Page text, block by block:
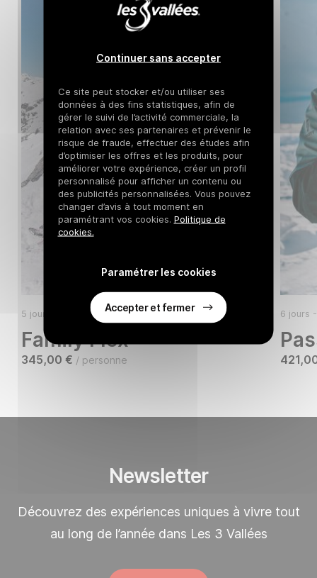
5 jours - Dès 3 personnes 2026/2027
Family Flex
345,00 € / personne
6 jours
Newsletter
Découvrez des expériences uniques à vivre tout
au long de l’année dans Les 3 Vallées
Continuer sans accepter
Ce site peut stocker et/ou utiliser ses
données à des fins statistiques, afin de
gérer le suivi de l’activité commerciale, la
relation avec ses partenaires et prévenir le
risque de fraude, effectuer des études afin
d’optimiser les offres et les produits, pour
améliorer votre expérience, créer un profil
personnalisé pour afficher un contenu ou
des publicités personnalisées. Vous pouvez
changer d’avis à tout moment en
paramétrant vos cookies. Politique de
cookies.
Paramétrer les cookies
Accepter et fermer